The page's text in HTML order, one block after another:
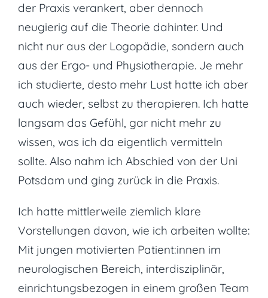
der Praxis verankert, aber dennoch
neugierig auf die Theorie dahinter. Und
nicht nur aus der Logopädie, sondern auch
aus der Ergo- und Physiotherapie. Je mehr
ich studierte, desto mehr Lust hatte ich aber
auch wieder, selbst zu therapieren. Ich hatte
langsam das Gefühl, gar nicht mehr zu
wissen, was ich da eigentlich vermitteln
sollte. Also nahm ich Abschied von der Uni
Potsdam und ging zurück in die Praxis.
Ich hatte mittlerweile ziemlich klare
Vorstellungen davon, wie ich arbeiten wollte:
Mit jungen motivierten Patient:innen im
neurologischen Bereich, interdisziplinär,
einrichtungsbezogen in einem großen Team